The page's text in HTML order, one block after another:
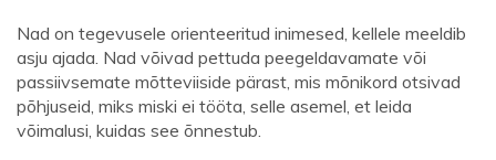
Nad on tegevusele orienteeritud inimesed, kellele meeldib
asju ajada. Nad võivad pettuda peegeldavamate või
passiivsemate mõtteviiside pärast, mis mõnikord otsivad
põhjuseid, miks miski ei tööta, selle asemel, et leida
võimalusi, kuidas see õnnestub.